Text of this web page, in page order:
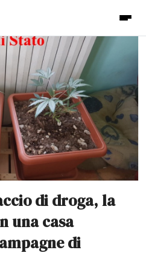
di droga, la
una casa
di